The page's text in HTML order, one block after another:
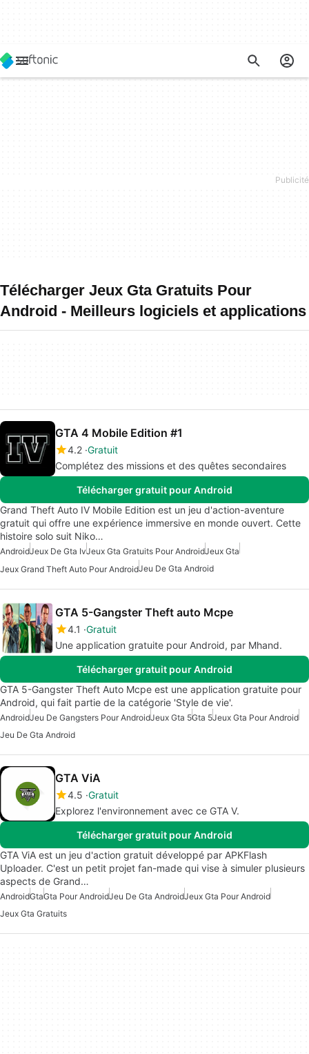
Télécharger Jeux Gta Gratuits Pour
Android - Meilleurs logiciels et applications
GTA 4 Mobile Edition #1
4.2 Gratuit
Complétez des missions et des quêtes secondaires
Télécharger gratuit pour Android
Grand Theft Auto IV Mobile Edition est un jeu d'action-aventure
gratuit qui offre une expérience immersive en monde ouvert. Cette
histoire solo suit Niko…
AndroidJeux De Gta IvJeux Gta Gratuits Pour AndroidJeux Gta
Jeux Grand Theft Auto Pour AndroidJeu De Gta Android
GTA 5-Gangster Theft auto Mcpe
4.1 Gratuit
Une application gratuite pour Android, par Mhand.
Télécharger gratuit pour Android
GTA 5-Gangster Theft Auto Mcpe est une application gratuite pour
Android, qui fait partie de la catégorie 'Style de vie'.
AndroidJeu De Gangsters Pour AndroidJeux Gta 5Gta 5Jeux Gta Pour Android
Jeu De Gta Android
GTA ViA
4.5 Gratuit
Explorez l'environnement avec ce GTA V.
Télécharger gratuit pour Android
GTA ViA est un jeu d'action gratuit développé par APKFlash
Uploader. C'est un petit projet fan-made qui vise à simuler plusieurs
aspects de Grand…
AndroidGtaGta Pour AndroidJeu De Gta AndroidJeux Gta Pour Android
Jeux Gta Gratuits